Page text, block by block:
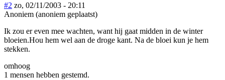
#2 zo, 02/11/2003 - 20:11
Anoniem (anoniem geplaatst)
Ik zou er even mee wachten, want hij gaat midden in de winter
bloeien.Hou hem wel aan de droge kant. Na de bloei kun je hem
stekken.
omhoog
1 mensen hebben gestemd.